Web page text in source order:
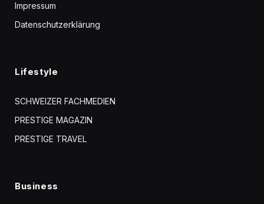
Impressum
Datenschutzerklärung
Lifestyle
SCHWEIZER FACHMEDIEN
PRESTIGE MAGAZIN
PRESTIGE TRAVEL
Business